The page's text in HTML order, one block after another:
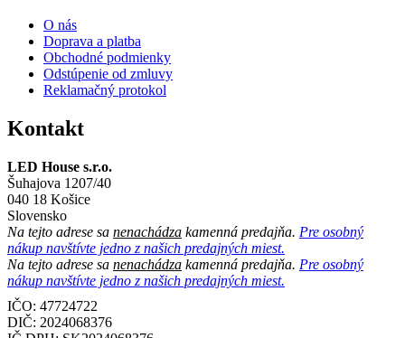
O nás
Doprava a platba
Obchodné podmienky
Odstúpenie od zmluvy
Reklamačný protokol
Kontakt
LED House s.r.o.
Šuhajova 1207/40
040 18 Košice
Slovensko
Na tejto adrese sa nenachádza kamenná predajňa. Pre osobný
nákup navštívte jedno z našich predajných miest.
Na tejto adrese sa nenachádza kamenná predajňa. Pre osobný
nákup navštívte jedno z našich predajných miest.
IČO: 47724722
DIČ: 2024068376